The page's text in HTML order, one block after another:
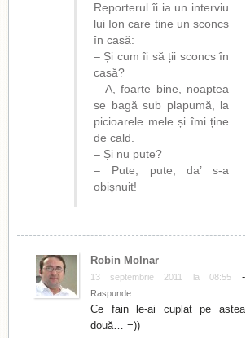
Reporterul îi ia un interviu
lui Ion care tine un sconcs
în casă:
– Și cum îi să ții sconcs în
casă?
– A, foarte bine, noaptea
se bagă sub plapumă, la
picioarele mele și îmi ține
de cald.
– Și nu pute?
– Pute, pute, da’ s-a
obișnuit!
Robin Molnar
13 septembrie 2011 la 08:55-
Raspunde
Ce fain le-ai cuplat pe astea
două… =))